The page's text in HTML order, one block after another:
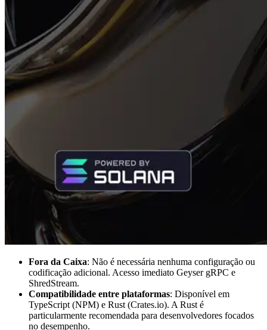
Fora da Caixa: Não é necessária nenhuma configuração ou
codificação adicional. Acesso imediato Geyser gRPC e
ShredStream.
Compatibilidade entre plataformas: Disponível em
TypeScript (NPM) e Rust (Crates.io). A Rust é
particularmente recomendada para desenvolvedores focados
no desempenho.